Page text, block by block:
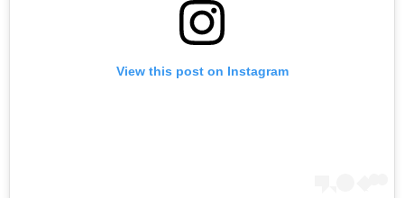
View this post on Instagram